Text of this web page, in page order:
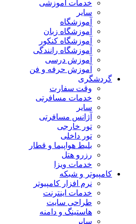
خدمات آموزشی
سایر
آموزشگاه
آموزشگاه زبان
آموزشگاه کنکور
آموزشگاه رانندگی
آموزش درسی
آموزش حرفه و فن
گردشگری
وقت سفارت
خدمات مسافرتی
سایر
آژانس مسافرتی
تور خارجی
تور داخلی
بلیط هواپیما و قطار
رزرو هتل
خدمات ویزا
کامپیوتر و شبکه
نرم افزار کامپیوتر
خدمات اینترنت
طراحی سایت
هاستینگ و دامنه
سایر